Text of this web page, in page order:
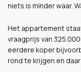
niets is minder waar.
Het appartement
vraagprijs van
eerdere koper
rond te krijgen en